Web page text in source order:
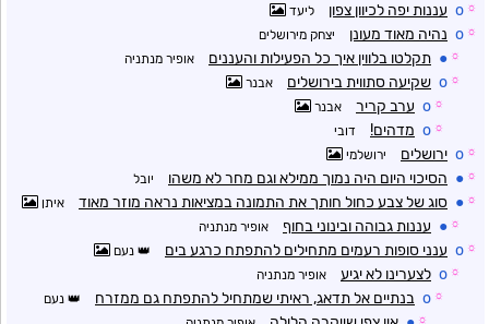
☼
o עננות יפה לכיוון צפון ליעד
☼
o נהיה מאוד מעונן יצחק מירושלים
☼
● תקלטו בלווין איך כל הפעילות והעננים אופיר מנתניה
☼
o שקיעה סתווית בירושלים אבנר
☼
o ערב קריר אבנר
☼
o מדהים! דובי
☼
o ירושלים ירושלמי
☼
● הסיכוי היום היה נמוך ממילא וגם מחר לא משהו יובל
☼
● סוג של צבע כחול חותך את התמונה במציאות נראה מוזר מאוד איתן
☼
● עננות גבוהה ובינוני בחוף אופיר מנתניה
☼
o ענני סופות רעמים מתחילים להתפתח כרגע בים נעם
☼
o לצערינו לא יגיע אופיר מנתניה
☼
o בנתיים אל תדאג, ראיתי שמתחיל להתפתח גם ממזרח נעם
☼